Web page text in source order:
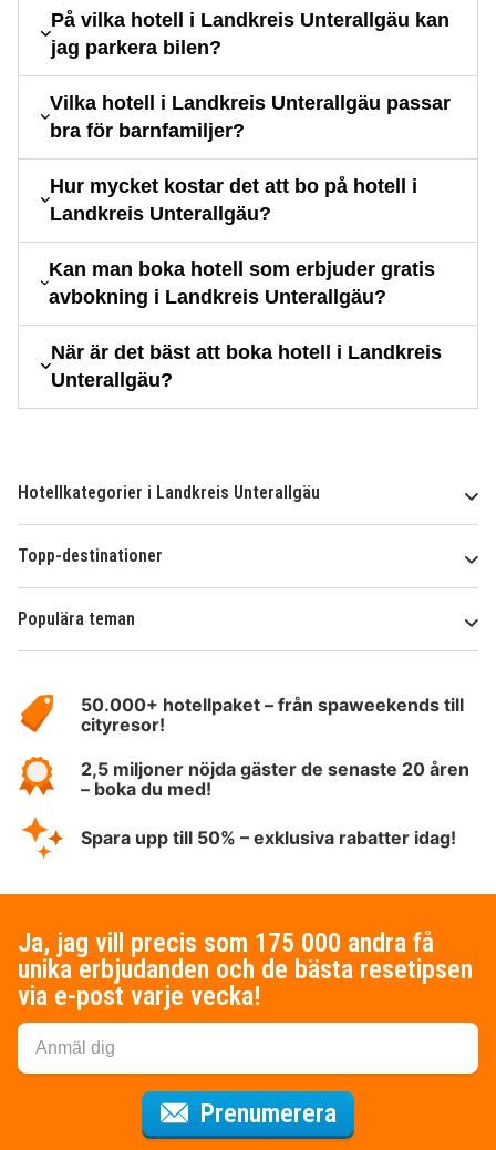
På vilka hotell i Landkreis Unterallgäu kan
jag parkera bilen?
Vilka hotell i Landkreis Unterallgäu passar
bra för barnfamiljer?
Hur mycket kostar det att bo på hotell i
Landkreis Unterallgäu?
Kan man boka hotell som erbjuder gratis
avbokning i Landkreis Unterallgäu?
När är det bäst att boka hotell i Landkreis
Unterallgäu?
Hotellkategorier i Landkreis Unterallgäu
Topp-destinationer
Populära teman
HotelSpecials50.000+ hotellpaket – från spaweekends till
cityresor!
2,5 miljoner nöjda gäster de senaste 20 åren
– boka du med!
Spara upp till 50% – exklusiva rabatter idag!
Ja, jag vill precis som 175 000 andra få
unika erbjudanden och de bästa resetipsen
via e-post varje vecka!
Prenumerera